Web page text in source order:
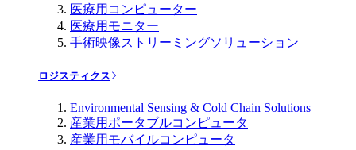
医療用コンピューター
医療用モニター
手術映像ストリーミングソリューション
ロジスティクス
Environmental Sensing & Cold Chain Solutions
産業用ポータブルコンピュータ
産業用モバイルコンピュータ